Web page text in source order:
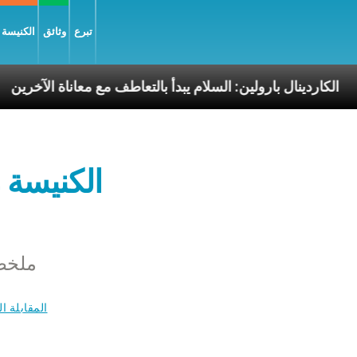
وثائق تبرع
الكاردينال بارولين: السلام يبدأ بالتعاطف مع
المقابلة